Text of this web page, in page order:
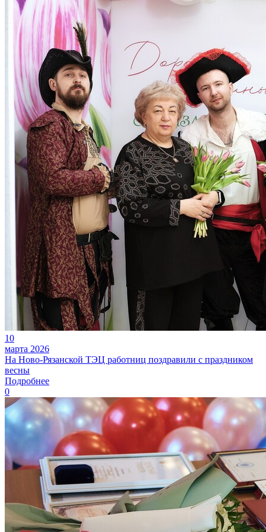
10
марта 2026
На Ново-Рязанской ТЭЦ работниц поздравили с праздником
весны
Подробнее
0